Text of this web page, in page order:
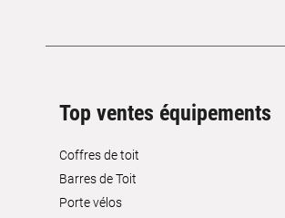
Top ventes équipements
Coffres de toit
Barres de Toit
Porte vélos